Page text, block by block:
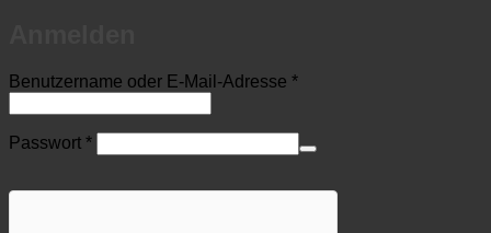
Benutzername oder E-Mail-Adresse *Erforderlich
Passwort *Erforderlich